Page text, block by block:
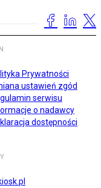
Prywatności
ustawień zgód
serwisu
o nadawcy
dostępności